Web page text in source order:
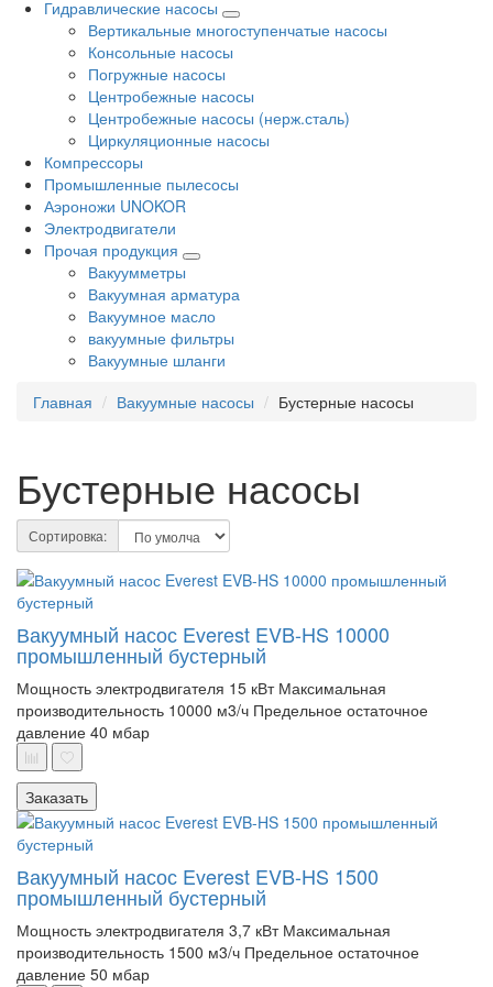
Гидравлические насосы
Вертикальные многоступенчатые насосы
Консольные насосы
Погружные насосы
Центробежные насосы
Центробежные насосы (нерж.сталь)
Циркуляционные насосы
Компрессоры
Промышленные пылесосы
Аэроножи UNOKOR
Электродвигатели
Прочая продукция
Вакуумметры
Вакуумная арматура
Вакуумное масло
вакуумные фильтры
Вакуумные шланги
Главная
Вакуумные насосы Бустерные насосы
Бустерные насосы
Сортировка:
Вакуумный насос Everest EVB-HS 10000
промышленный бустерный
Мощность электродвигателя 15 кВт Максимальная
производительность 10000 м3/ч Предельное остаточное
давление 40 мбар
Заказать
Вакуумный насос Everest EVB-HS 1500
промышленный бустерный
Мощность электродвигателя 3,7 кВт Максимальная
производительность 1500 м3/ч Предельное остаточное
давление 50 мбар